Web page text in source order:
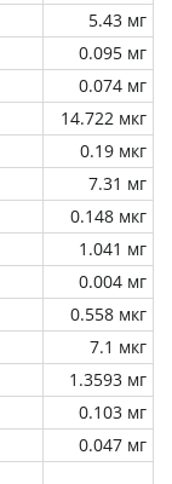
5.43 мг
0.095 мг
0.074 мг
14.722 мкг
0.19 мкг
7.31 мг
0.148 мкг
1.041 мг
0.004 мг
0.558 мкг
7.1 мкг
1.3593 мг
0.103 мг
0.047 мг